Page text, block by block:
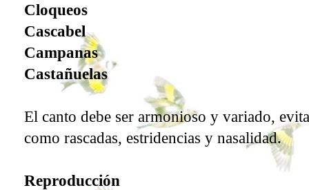
Cloqueos
Cascabel
Campanas
Castañuelas
El canto debe ser armonioso y variado,
como rascadas, estridencias y nasalidad.
Reproducción